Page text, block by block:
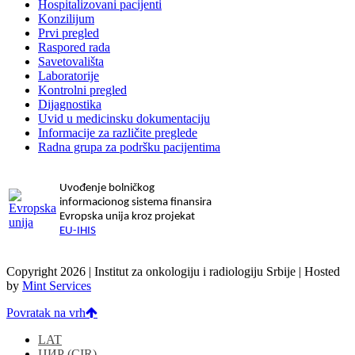
Hospitalizovani pacijenti
Konzilijum
Prvi pregled
Raspored rada
Savetovališta
Laboratorije
Kontrolni pregled
Dijagnostika
Uvid u medicinsku dokumentaciju
Informacije za različite preglede
Radna grupa za podršku pacijentima
Uvođenje bolničkog
informacionog sistema finansira
Evropska unija kroz projekat
EU-IHIS
Copyright 2026 | Institut za onkologiju i radiologiju Srbije | Hosted
by Mint Services
Povratak na vrh
LAT